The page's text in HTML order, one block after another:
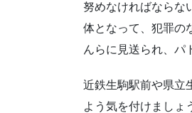
努めなければならな
体となって、犯罪の
んらに見送られ、パ
近鉄生駒駅前や県立
よう気を付けましょ